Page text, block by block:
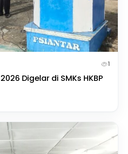
1
Digelar di SMKs HKBP